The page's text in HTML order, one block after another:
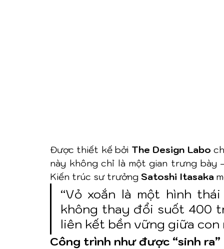
Được thiết kế bởi The Design Labo
này không chỉ là một gian trưng bày
Kiến trúc sư trưởng Satoshi Itasaka
“Vỏ xoắn là một hình
không thay đổi suốt 400
liên kết bền vững giữa con
Công trình như được “sinh